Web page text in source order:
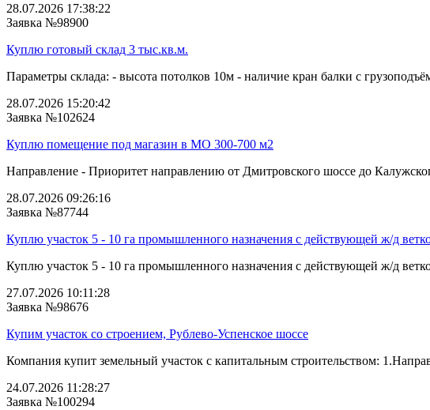
28.07.2026 17:38:22
Заявка №98900
Куплю готовый склад 3 тыс.кв.м.
Параметры склада: - высота потолков 10м - наличие кран балки с
28.07.2026 15:20:42
Заявка №102624
Куплю помещение под магазин в МО 300-700 м2
Направление - Приоритет направлению от Дмитровского шоссе до
28.07.2026 09:26:16
Заявка №87744
Куплю участок 5 - 10 га промышленного назначения с действующей ж/д
Куплю участок 5 - 10 га промышленного назначения с действующей ж/д
27.07.2026 10:11:28
Заявка №98676
Купим участок со строением, Рублево-Успенское шоссе
Компания купит земельный участок с капитальным строительством:
24.07.2026 11:28:27
Заявка №100294